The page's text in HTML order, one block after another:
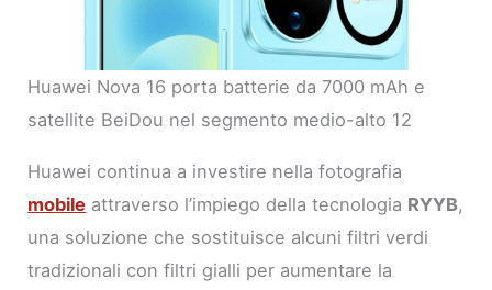
Huawei Nova 16 porta batterie da 7000 mAh e
satellite BeiDou nel segmento medio-alto 12
Huawei continua a investire nella fotografia
mobile attraverso l’impiego della tecnologia RYYB,
una soluzione che sostituisce alcuni filtri verdi
tradizionali con filtri gialli per aumentare la